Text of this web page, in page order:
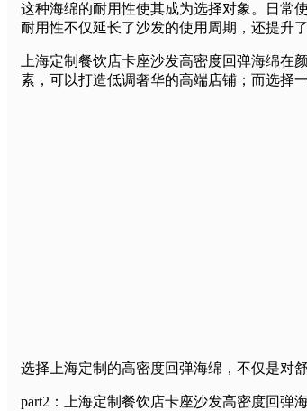
这种海绵的耐用性使其成为选择对象。日常
耐用性不仅延长了沙发的使用周期，还提升
上海定制餐饮店卡座沙发高密度回弹海绵
素，可以打造低调奢华的高端店铺；而选择
选择上海定制的高密度回弹海绵，不仅是对
part2：上海定制餐饮店卡座沙发高密度回弹